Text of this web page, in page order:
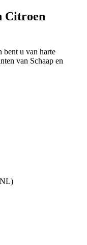
Citroen
bent u van harte
van Schaap en